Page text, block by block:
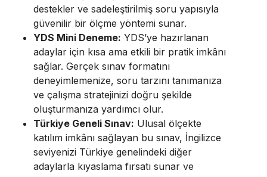
destekler ve sadeleştirilmiş soru yapısıyla
güvenilir bir ölçme yöntemi sunar.
YDS Mini Deneme: YDS’ye hazırlanan
adaylar için kısa ama etkili bir pratik imkânı
sağlar. Gerçek sınav formatını
deneyimlemenize, soru tarzını tanımanıza
ve çalışma stratejinizi doğru şekilde
oluşturmanıza yardımcı olur.
Türkiye Geneli Sınav: Ulusal ölçekte
katılım imkânı sağlayan bu sınav, İngilizce
seviyenizi Türkiye genelindeki diğer
adaylarla kıyaslama fırsatı sunar ve